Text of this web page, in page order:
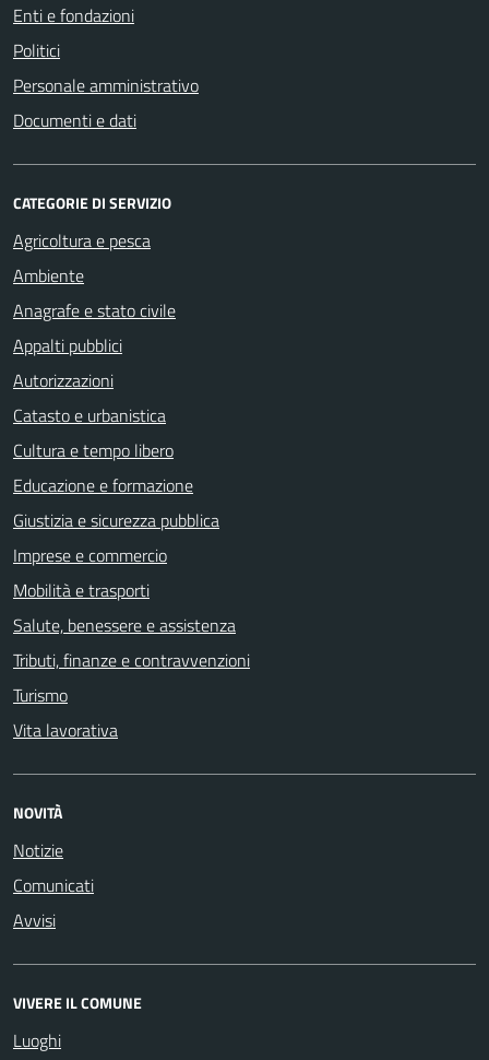
Enti e fondazioni
Politici
Personale amministrativo
Documenti e dati
CATEGORIE DI SERVIZIO
Agricoltura e pesca
Ambiente
Anagrafe e stato civile
Appalti pubblici
Autorizzazioni
Catasto e urbanistica
Cultura e tempo libero
Educazione e formazione
Giustizia e sicurezza pubblica
Imprese e commercio
Mobilità e trasporti
Salute, benessere e assistenza
Tributi, finanze e contravvenzioni
Turismo
Vita lavorativa
NOVITÀ
Notizie
Comunicati
Avvisi
VIVERE IL COMUNE
Luoghi